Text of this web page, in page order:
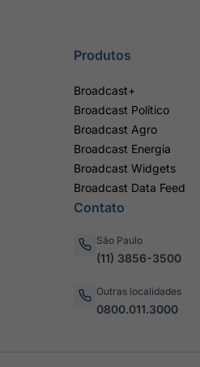
Produtos
Broadcast+
Broadcast Político
Broadcast Agro
Broadcast Energia
Broadcast Widgets
Broadcast Data Feed
Contato
São Paulo
(11) 3856-3500
Outras localidades
0800.011.3000